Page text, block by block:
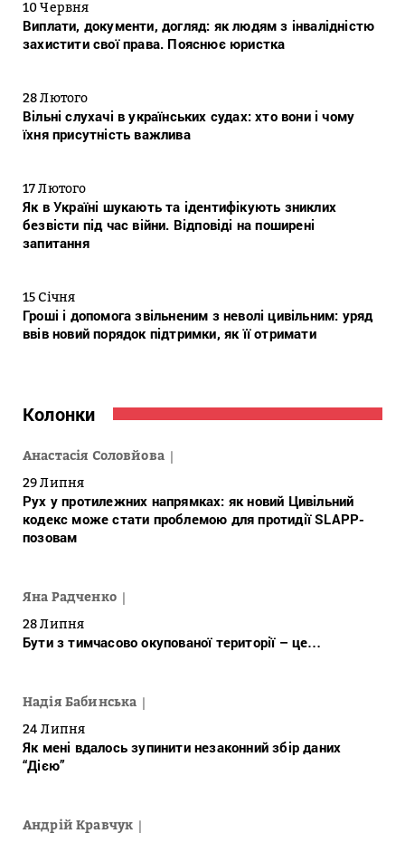
10 Червня
Виплати, документи, догляд: як людям з інвалідністю
захистити свої права. Пояснює юристка
28 Лютого
Вільні слухачі в українських судах: хто вони і чому
їхня присутність важлива
17 Лютого
Як в Україні шукають та ідентифікують зниклих
безвісти під час війни. Відповіді на поширені
запитання
15 Січня
Гроші і допомога звільненим з неволі цивільним: уряд
ввів новий порядок підтримки, як її отримати
Колонки
Анастасія Соловйова
29 Липня
Рух у протилежних напрямках: як новий Цивільний
кодекс може стати проблемою для протидії SLAPP-
позовам
Яна Радченко
28 Липня
Бути з тимчасово окупованої території – це…
Надія Бабинська
24 Липня
Як мені вдалось зупинити незаконний збір даних
“Дією”
Андрій Кравчук